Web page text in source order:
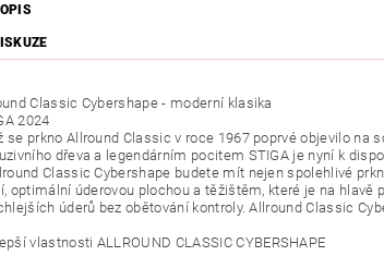
Classic Cybershape - moderní klasika
2024
se prkno Allround Classic v roce 1967 poprvé objevilo
dřeva a legendárním pocitem STIGA je nyní k
Classic Cybershape budete mít nejen spolehlivé
optimální úderovou plochou a těžištěm, které je na
úderů bez obětování kontroly. Allround Classic
vlastnosti ALLROUND CLASSIC CYBERSHAPE